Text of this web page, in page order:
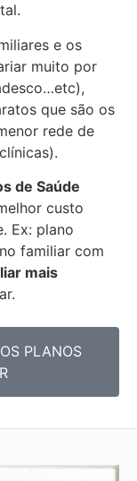
e os
muito por
que são os
rede de
de Saúde
custo
Ex: plano
familiar com
mais
PLANOS